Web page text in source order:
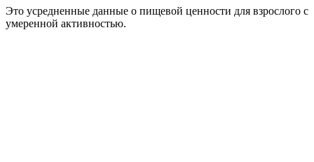
Это усредненные данные о пищевой ценности для взрослого с
умеренной активностью.